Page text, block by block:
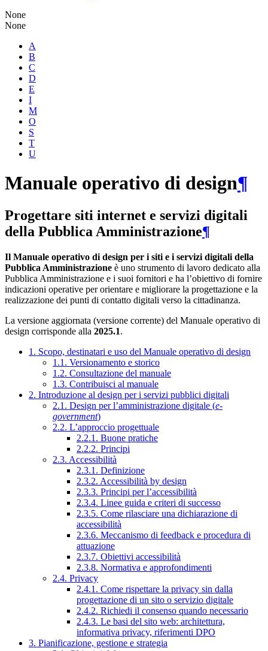
None
None
A
B
C
D
E
I
M
O
S
T
U
Manuale operativo di design¶
Progettare siti internet e servizi digitali
della Pubblica Amministrazione¶
Il Manuale operativo di design per i siti e i servizi digitali della
Pubblica Amministrazione è uno strumento di lavoro dedicato alla
Pubblica Amministrazione e i suoi fornitori e ha l’obiettivo di fornire
indicazioni operative per orientare e migliorare la progettazione e la
realizzazione dei punti di contatto digitali verso la cittadinanza.
La versione aggiornata (versione corrente) del Manuale operativo di
design corrisponde alla 2025.1.
1. Scopo, destinatari e uso del Manuale operativo di design
1.1. Versionamento e storico
1.2. Consultazione del manuale
1.3. Contribuisci al manuale
2. Introduzione al design per i servizi pubblici digitali
2.1. Design per l’amministrazione digitale (e-
government)
2.2. L’approccio progettuale
2.2.1. Buone pratiche
2.2.2. Principi
2.3. Accessibilità
2.3.1. Definizione
2.3.2. Accessibilità by design
2.3.3. Principi per l’accessibilità
2.3.4. Linee guida e criteri di successo
2.3.5. Come rilasciare una dichiarazione di
accessibilità
2.3.6. Meccanismo di feedback e procedura di
attuazione
2.3.7. Obiettivi accessibilità
2.3.8. Normativa e approfondimenti
2.4. Privacy
2.4.1. Come rispettare la privacy sin dalla
progettazione di un sito o servizio digitale
2.4.2. Richiedi il consenso quando necessario
2.4.3. Le basi del sito web: architettura,
informativa privacy, riferimenti DPO
3. Pianificazione, gestione e strategia